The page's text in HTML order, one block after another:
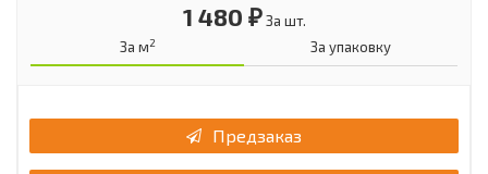
1 480 ₽ За шт.
За м2 За упаковку
Предзаказ